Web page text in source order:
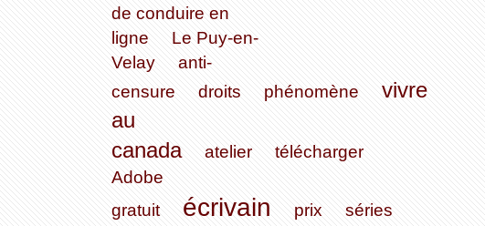
de conduire en
ligne
Le Puy-en-
Velay
anti-
censure
droits phénomène
vivre
au
canada
atelier
télécharger
Adobe
gratuit
écrivain prix
séries